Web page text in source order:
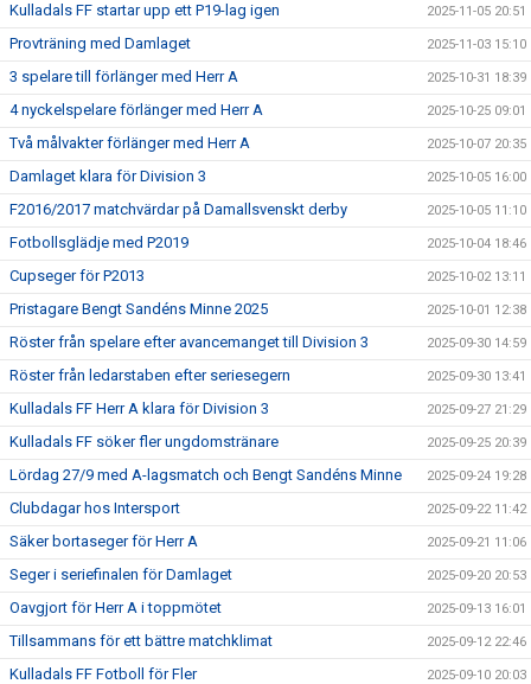
Kulladals FF startar upp ett P19-lag igen 2025-11-05 20:51
Provträning med Damlaget 2025-11-03 15:10
3 spelare till förlänger med Herr A 2025-10-31 18:39
4 nyckelspelare förlänger med Herr A 2025-10-25 09:01
Två målvakter förlänger med Herr A 2025-10-07 20:35
Damlaget klara för Division 3 2025-10-05 16:00
F2016/2017 matchvärdar på Damallsvenskt derby 2025-10-05 11:10
Fotbollsglädje med P2019 2025-10-04 18:46
Cupseger för P2013 2025-10-02 13:11
Pristagare Bengt Sandéns Minne 2025 2025-10-01 12:38
Röster från spelare efter avancemanget till Division 3 2025-09-30 14:59
Röster från ledarstaben efter seriesegern 2025-09-30 13:41
Kulladals FF Herr A klara för Division 3 2025-09-27 21:29
Kulladals FF söker fler ungdomstränare 2025-09-25 20:39
Lördag 27/9 med A-lagsmatch och Bengt Sandéns Minne 2025-09-24 19:28
Clubdagar hos Intersport 2025-09-22 11:42
Säker bortaseger för Herr A 2025-09-21 11:06
Seger i seriefinalen för Damlaget 2025-09-20 20:53
Oavgjort för Herr A i toppmötet 2025-09-13 16:01
Tillsammans för ett bättre matchklimat 2025-09-12 22:46
Kulladals FF Fotboll för Fler 2025-09-10 20:03